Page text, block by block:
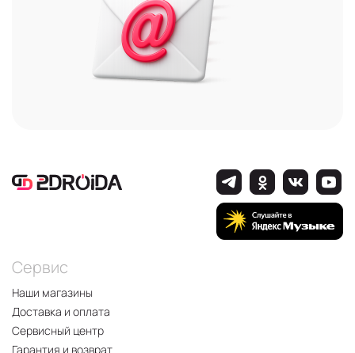
Сервис
Наши магазины
Доставка и оплата
Сервисный центр
Гарантия и возврат